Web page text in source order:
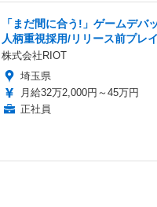
「まだ間に合う!」ゲームデバ
人柄重視採用/リリース前プレイ
株式会社RIOT
埼玉県
月給32万2,000円～45万円
正社員